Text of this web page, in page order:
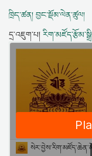
ཁྲིད་ཚན། བྱང་སྡོམ་ལེན་ཚུལ།
དྲ་འཇུག་པ།